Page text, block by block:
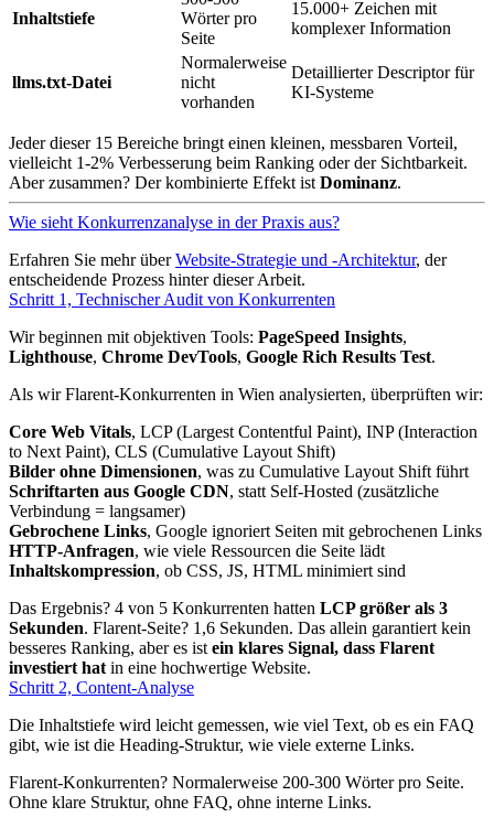
Inhaltstiefe
Wörter pro
Seite
15.000+ Zeichen mit
komplexer Information
llms.txt-Datei
Normalerweise
nicht
vorhanden
Detaillierter Descriptor für
KI-Systeme
Jeder dieser 15 Bereiche bringt einen kleinen, messbaren Vorteil,
vielleicht 1-2% Verbesserung beim Ranking oder der Sichtbarkeit.
Aber zusammen? Der kombinierte Effekt ist Dominanz.
Wie sieht Konkurrenzanalyse in der Praxis aus?
Erfahren Sie mehr überWebsite-Strategie und -Architektur, der
entscheidende Prozess hinter dieser Arbeit.
Schritt 1, Technischer Audit von Konkurrenten
Wir beginnen mit objektiven Tools: PageSpeed Insights,
Lighthouse, Chrome DevTools, Google Rich Results Test.
Als wir Flarent-Konkurrenten in Wien analysierten, überprüften wir:
Core Web Vitals, LCP (Largest Contentful Paint), INP (Interaction
to Next Paint), CLS (Cumulative Layout Shift)
Bilder ohne Dimensionen, was zu Cumulative Layout Shift führt
Schriftarten aus Google CDN, statt Self-Hosted (zusätzliche
Verbindung = langsamer)
Gebrochene Links, Google ignoriert Seiten mit gebrochenen Links
HTTP-Anfragen, wie viele Ressourcen die Seite lädt
Inhaltskompression, ob CSS, JS, HTML minimiert sind
Das Ergebnis? 4 von 5 Konkurrenten hatten LCP größer als 3
Sekunden. Flarent-Seite? 1,6 Sekunden. Das allein garantiert kein
besseres Ranking, aber es ist ein klares Signal, dass Flarent
investiert hat in eine hochwertige Website.
Schritt 2, Content-Analyse
Die Inhaltstiefe wird leicht gemessen, wie viel Text, ob es ein FAQ
gibt, wie ist die Heading-Struktur, wie viele externe Links.
Flarent-Konkurrenten? Normalerweise 200-300 Wörter pro Seite.
Ohne klare Struktur, ohne FAQ, ohne interne Links.